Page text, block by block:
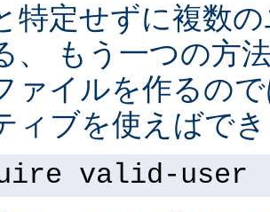
特定せずに複数
、 もう一つの方
ァイルを作るの
ィブを使えばで
valid-user